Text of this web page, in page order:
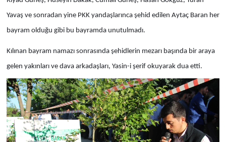
Yavaş ve sonradan yine PKK yandaşlarınca şehid edilen Aytaç Baran her
bayram olduğu gibi bu bayramda unutulmadı.
Kılınan bayram namazı sonrasında şehidlerin mezarı başında bir araya
gelen yakınları ve dava arkadaşları, Yasin-i şerif okuyarak dua etti.